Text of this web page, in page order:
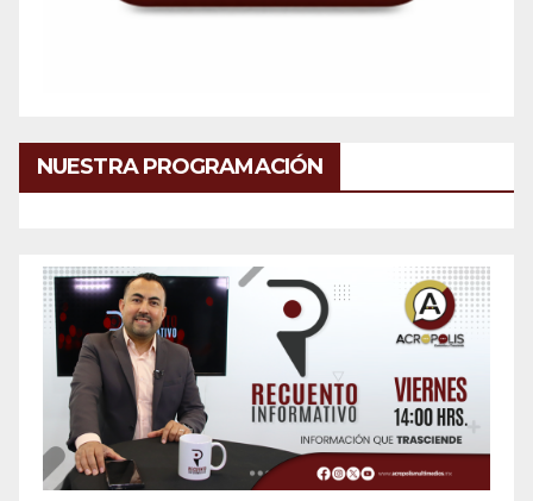
NUESTRA PROGRAMACIÓN